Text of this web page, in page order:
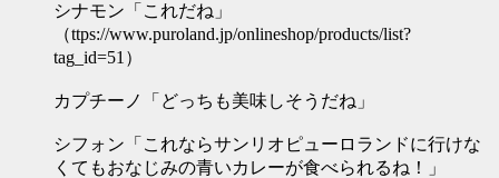
シナモン「これだね」
（ttps://www.puroland.jp/onlineshop/products/list?
tag_id=51）
カプチーノ「どっちも美味しそうだね」
シフォン「これならサンリオピューロランドに行けな
くてもおなじみの青いカレーが食べられるね！」